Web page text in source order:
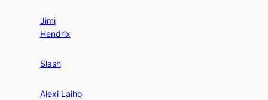
Jimi
Hendrix
Slash
Alexi Laiho